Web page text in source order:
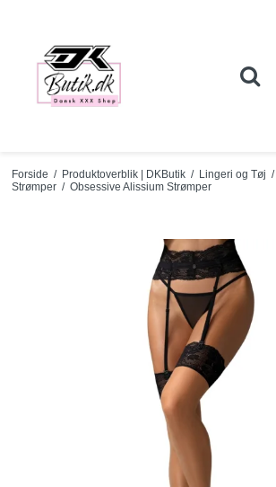
Forside / Produktoverblik | DKButik / Lingeri og Tøj /
Strømper / Obsessive Alissium Strømper